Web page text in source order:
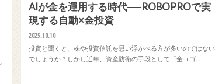
AIが金を運用する時代──ROBOPROで実
現する自動×金投資
2025.10.10
投資と聞くと、株や投資信託を思い浮かべる方が多いのではない
でしょうか？しかし近年、資産防衛の手段として「金（ゴ…